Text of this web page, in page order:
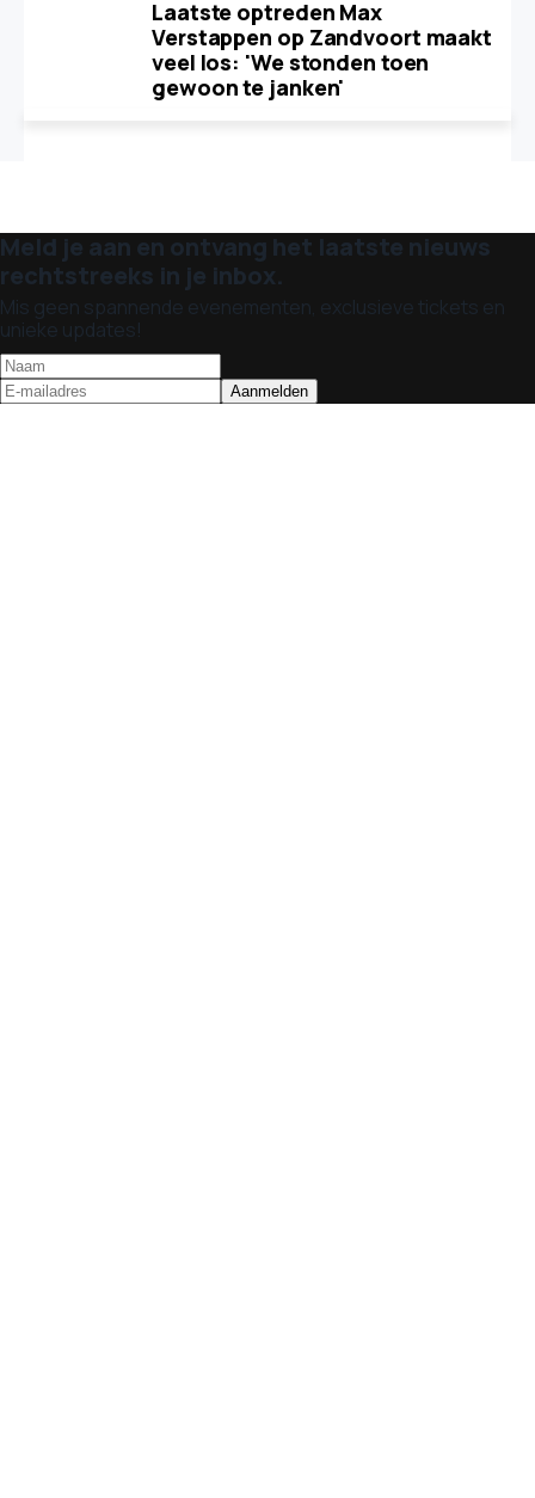
Laatste optreden Max
Verstappen op Zandvoort maakt
veel los: 'We stonden toen
gewoon te janken'
Meld je aan en ontvang het laatste nieuws
rechtstreeks in je inbox.
Mis geen spannende evenementen, exclusieve tickets en
unieke updates!